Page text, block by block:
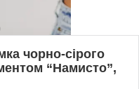
чорно-сірого
“Намисто”,